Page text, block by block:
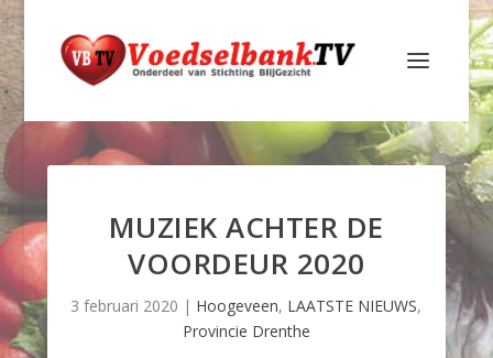
MUZIEK ACHTER DE
VOORDEUR 2020
3 februari 2020 | Hoogeveen, LAATSTE NIEUWS,
Provincie Drenthe